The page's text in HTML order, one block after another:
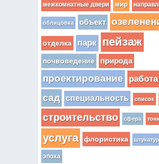
межкомнатные двери мир
облицовка объект
отделка парк пейзаж
почвоведение природа
проектирование работа
сад специальность список
строительство сфера
услуга флористика
эпоха